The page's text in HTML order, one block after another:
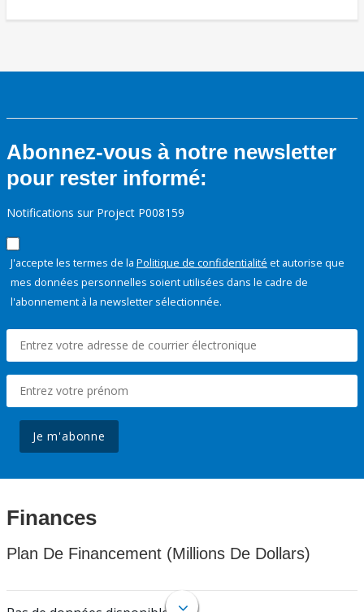
Abonnez-vous à notre newsletter
pour rester informé:
Notifications sur Project P008159
J'accepte les termes de la Politique de confidentialité et autorise que
mes données personnelles soient utilisées dans le cadre de
l'abonnement à la newsletter sélectionnée.
Je m'abonne
Finances
Plan De Financement (Millions De Dollars)